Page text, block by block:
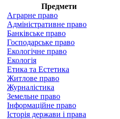
Предмети
Аграрне право
Адміністративне право
Банківське право
Господарське право
Екологічне право
Екологія
Етика та Естетика
Житлове право
Журналістика
Земельне право
Інформаційне право
Історія держави і права